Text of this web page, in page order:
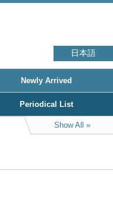
日本語
Newly Arrived
Periodical List
Show All